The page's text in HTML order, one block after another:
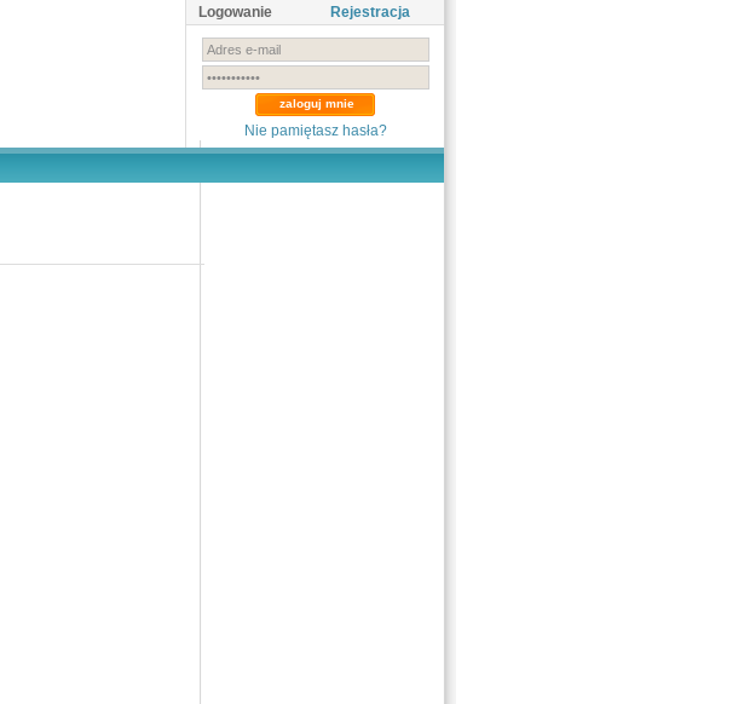
Logowanie Rejestracja
Nie pamiętasz hasła?